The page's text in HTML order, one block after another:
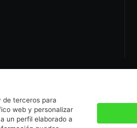
de terceros para
web y personalizar
un perfil elaborado a